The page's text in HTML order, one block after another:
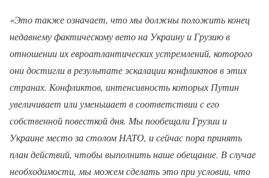
«Это также означает, что мы должны положить конец
недавнему фактическому вето на Украину и Грузию в
отношении их евроатлантических устремлений, которого
они достигли в результате эскалации конфликтов в этих
странах. Конфликтов, интенсивность которых Путин
увеличивает или уменьшает в соответствии с его
собственной повесткой дня. Мы пообещали Грузии и
Украине место за столом НАТО, и сейчас пора принять
план действий, чтобы выполнить наше обещание. В случае
необходимости, мы можем сделать это при условии, что